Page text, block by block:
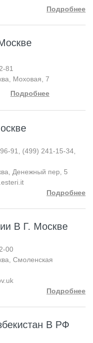
Подробнее
81
Моховая, 7
Подробнее
91, (499) 241-15-34,
Денежный пер, 5
Подробнее
В Г. Москве
00
Смоленская
Подробнее
В РФ